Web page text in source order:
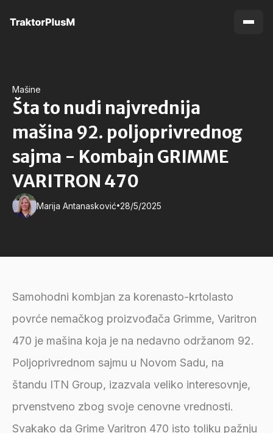
Mašine
Šta to nudi najvrednija
mašina 92. poljoprivrednog
sajma - Kombajn GRIMME
VARITRON 470
Marija Antanasković•28/5/2025
Samohodni kombjan za korenasto-krtolasto
povrće nemačkog proizvođača Grimme, Varitron
470 je mašina koja je na nedavno održanom 92.
Poljoprivrednom sajmu u Novom Sadu, na
štandu ITN Group, izazvala veliko interesovnje,
prvenstveno zbog svoje cenovne vrednosti.
Svakako da Grime Varitron 470 isto toliku pažnju